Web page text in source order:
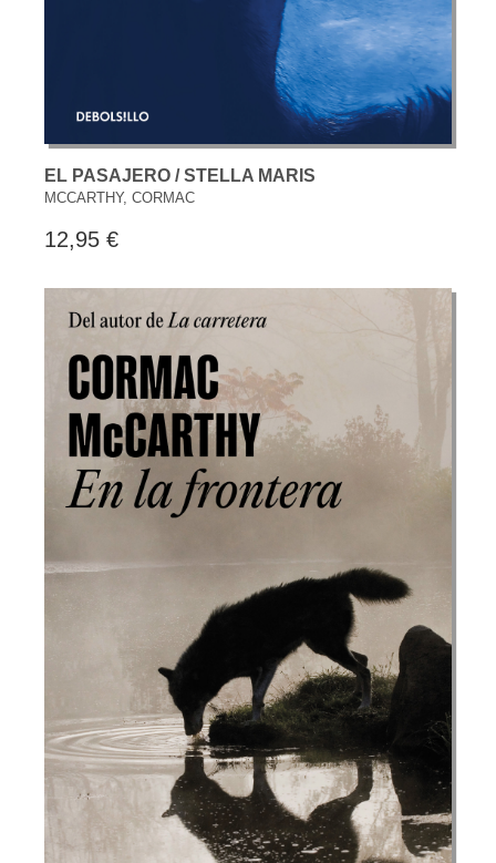
EL PASAJERO / STELLA MARIS
MCCARTHY, CORMAC
12,95 €